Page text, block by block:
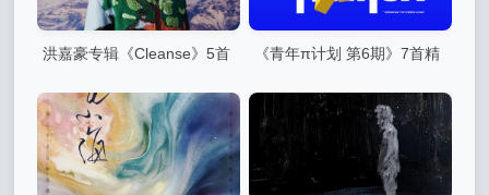
洪嘉豪专辑《Cleanse》5首
《青年π计划 第6期》7首精